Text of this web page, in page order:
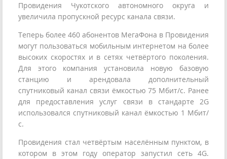
Провидения Чукотского автономного округа и
увеличила пропускной ресурс канала связи.
Теперь более 460 абонентов МегаФона в Провидения
могут пользоваться мобильным интернетом на более
высоких скоростях и в сетях четвёртого поколения.
Для этого компания установила новую базовую
станцию и арендовала дополнительный
спутниковый канал связи ёмкостью 75 Мбит/с. Ранее
для предоставления услуг связи в стандарте 2G
использовался спутниковый канал ёмкостью 1 Мбит/
с.
Провидения стал четвёртым населённым пунктом, в
котором в этом году оператор запустил сеть 4G.